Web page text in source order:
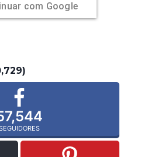
com Google